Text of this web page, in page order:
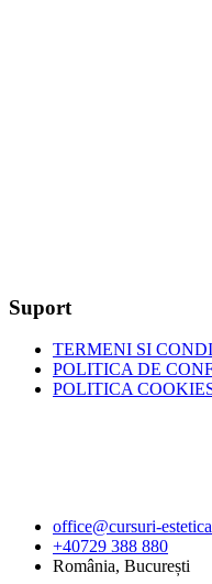
Suport
TERMENI SI
POLITICA DE
POLITICA
office@cursuri-
+40729 388 880
România, București